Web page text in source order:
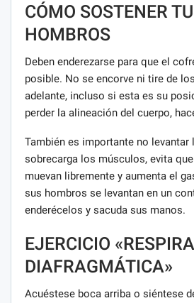
CÓMO SOSTENER
HOMBROS
Deben enderezarse para que el
posible. No se encorve ni tire de
adelante, incluso si esta es su
perder la alineación del cuerpo,
También es importante no
sobrecarga los músculos, evita
muevan libremente y aumenta el
sus hombros se levantan en un
enderécelos y sacuda sus manos.
EJERCICIO
DIAFRAGMÁTICA»
Acuéstese boca arriba o siéntese